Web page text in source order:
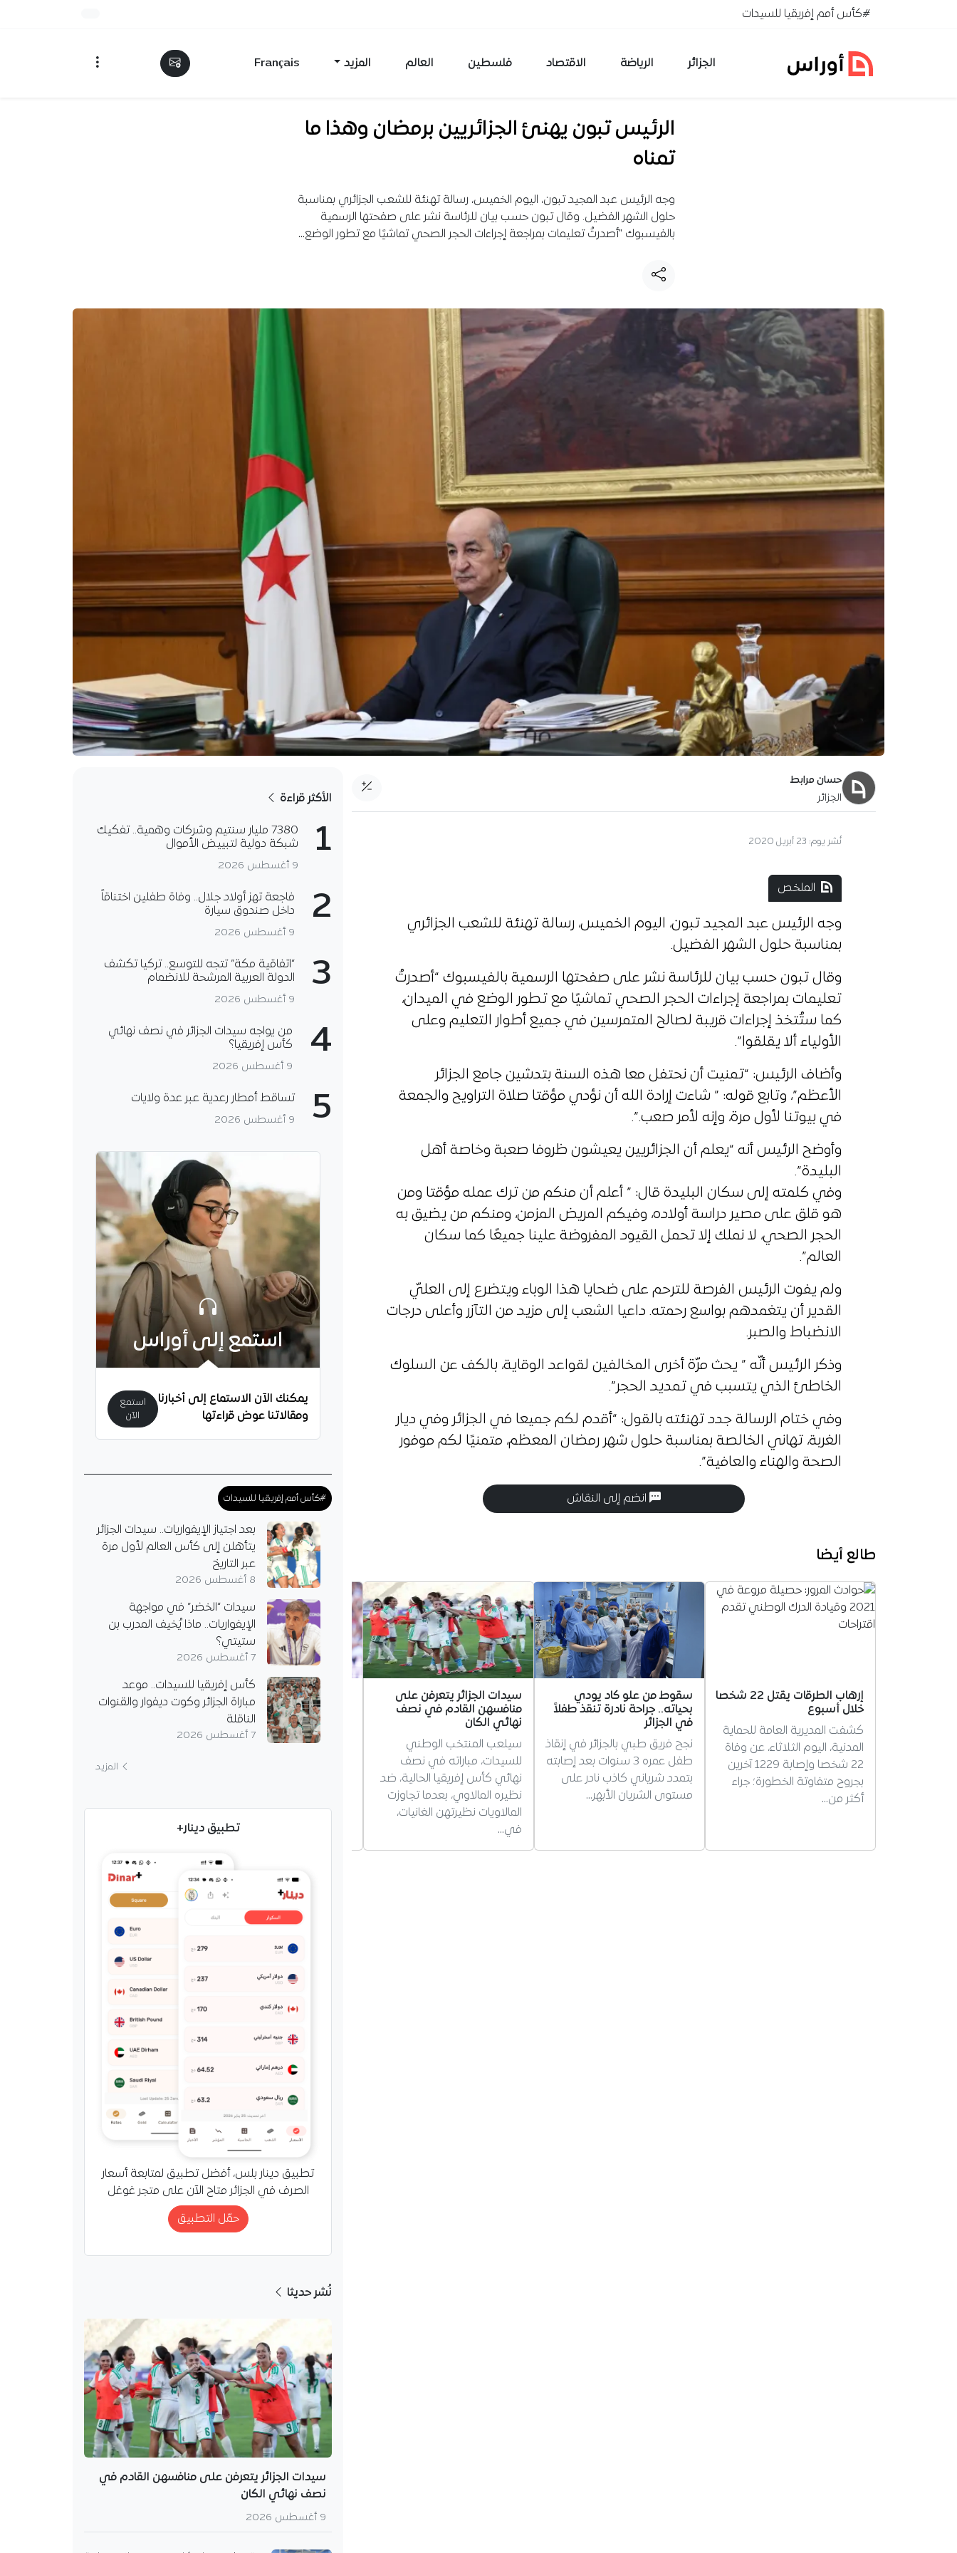
تخطي إلى المحتوى#كأس أمم إفريقيا للسيدات
الجزائر الرياضة الاقتصاد فلسطين العالم المزيد Français
الرئيس تبون يهنئ الجزائريين برمضان وهذا ما
تمناه
وجه الرئيس عبد المجيد تبون، اليوم الخميس، رسالة تهنئة للشعب الجزائري بمناسبة
حلول الشهر الفضيل. وقال تبون حسب بيان للرئاسة نشر على صفحتها الرسمية
بالفيسبوك "أصدرتُ تعليمات بمراجعة إجراءات الحجر الصحي تماشيًا مع تطور الوضع…
حسان مرابط
الجزائر
آخر تحديث:24 أبريل 2020
الملخص
وجه الرئيس عبد المجيد تبون، اليوم الخميس، رسالة تهنئة للشعب الجزائري
بمناسبة حلول الشهر الفضيل.
وقال تبون حسب بيان للرئاسة نشر على صفحتها الرسمية بالفيسبوك “أصدرتُ
تعليمات بمراجعة إجراءات الحجر الصحي تماشيًا مع تطور الوضع في الميدان،
كما ستُتخذ إجراءات قريبة لصالح المتمرسين في جميع أطوار التعليم وعلى
الأولياء ألا يقلقوا”.
وأضاف الرئيس: “تمنيت أن نحتفل معا هذه السنة بتدشين جامع الجزائر
الأعظم”، وتابع قوله: ” شاءت إرادة الله أن نؤدي مؤقتا صلاة التراويح والجمعة
في بيوتنا لأول مرة، وإنه لأمر صعب.”.
وأوضح الرئيس أنه “يعلم أن الجزائريين يعيشون ظروفا صعبة وخاصة أهل
البليدة”.
وفي كلمته إلى سكان البليدة قال: ” أعلم أن منكم من ترك عمله مؤقتا ومن
هو قلق على مصير دراسة أولاده، وفيكم المريض المزمن، ومنكم من يضيق به
الحجر الصحي، لا نملك إلا تحمل القيود المفروضة علينا جميعًا كما سكان
العالم”.
ولم يفوت الرئيس الفرصة للترحم على ضحايا هذا الوباء ويتضرع إلى العليّ
القدير أن يتغمدهم بواسع رحمته. داعيا الشعب إلى مزيد من التآزر وأعلى درجات
الانضباط والصبر.
وذكر الرئيس أنّه ” يحث مرّة أخرى المخالفين لقواعد الوقاية، بالكف عن السلوك
الخاطئ الذي يتسبب في تمديد الحجر”.
وفي ختام الرسالة جدد تهنئته بالقول: “أقدم لكم جميعا في الجزائر وفي ديار
الغربة، تهاني الخالصة بمناسبة حلول شهر رمضان المعظم، متمنيًا لكم موفور
الصحة والهناء والعافية”.
انضم إلى النقاش
طالع أيضا
إرهاب الطرقات يقتل 22 شخصا
خلال أسبوع
كشفت المديرية العامة للحماية
المدنية، اليوم الثلاثاء، عن وفاة
22 شخصا وإصابة 1229 آخرين
بجروح متفاوتة الخطورة؛ جراء
أكثر من…
سقوط من علو كاد يودي
بحياته.. جراحة نادرة تنقذ طفلاً
في الجزائر
نجح فريق طبي بالجزائر في إنقاذ
طفل عمره 3 سنوات بعد إصابته
بتمدد شرياني كاذب نادر على
مستوى الشريان الأبهر…
سيدات الجزائر يتعرفن على
منافسهن القادم في نصف
نهائي الكان
سيلعب المنتخب الوطني
للسيدات، مباراته في نصف
نهائي كأس إفريقيا الحالية، ضد
نظيره المالاوي، بعدما تجاوزت
المالاويات نظيرتهن الغانيات،
في…
إشبيلية يتحرك من أجل غويري
ثم يتراجع.. ما هو السبب؟
دخل نادي إشبيلية إلى دائرة
المهتمين بالدولي الجزائري أمين
الأكثر قراءة
1
7380 مليار سنتيم وشركات وهمية.. تفكيك
شبكة دولية لتبييض الأموال
9 أغسطس 2026
2
فاجعة تهز أولاد جلال.. وفاة طفلين اختناقاً
داخل صندوق سيارة
9 أغسطس 2026
3
“اتفاقية مكة” تتجه للتوسع.. تركيا تكشف
الدولة العربية المرشحة للانضمام
9 أغسطس 2026
4
من يواجه سيدات الجزائر في نصف نهائي
كأس إفريقيا؟
9 أغسطس 2026
5 تساقط أمطار رعدية عبر عدة ولايات
9 أغسطس 2026
استمع إلى أوراس
يمكنك الآن الاستماع إلى أخبارنا
ومقالاتنا عوض قراءتها
استمع
الآن
#كأس أمم إفريقيا للسيدات
بعد اجتياز الإيفواريات.. سيدات الجزائر
يتأهلن إلى كأس العالم لأول مرة
عبر التاريخ
8 أغسطس 2026
سيدات “الخضر” في مواجهة
الإيفواريات.. ماذا يُخيف المدرب بن
ستيتي؟
7 أغسطس 2026
كأس إفريقيا للسيدات.. موعد
مباراة الجزائر وكوت ديفوار والقنوات
الناقلة
7 أغسطس 2026
المزيد
تطبيق دينار+
تطبيق دينار بلس، أفضل تطبيق لمتابعة أسعار
الصرف في الجزائر متاح الآن على متجر غوغل
حمّل التطبيق
نُشر حديثا
سيدات الجزائر يتعرفن على منافسهن القادم في
نصف نهائي الكان
9 أغسطس 2026